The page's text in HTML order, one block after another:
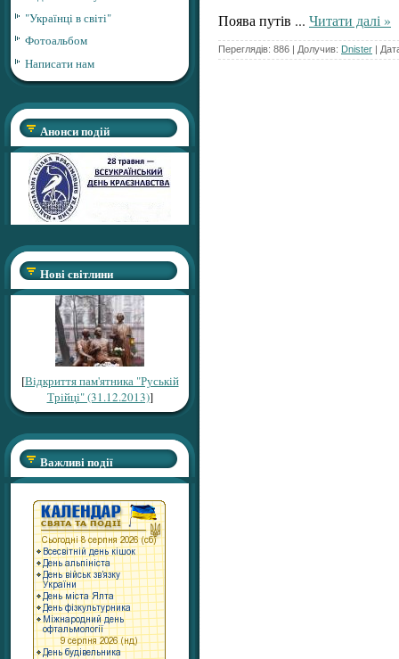
"Українці в світі"
Фотоальбом
Написати нам
Анонси подій
Нові світлини
[Відкриття пам'ятника "Руській
Трійці" (31.12.2013)]
Важливі події
Поява путів ... Читати далі »
Переглядів: 886 | Долучив: Dnister |